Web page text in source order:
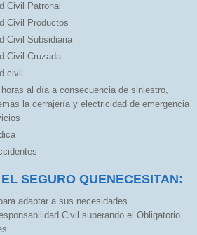
Civil Patronal
Civil Productos
Civil Subsidiaria
Civil Cruzada
civil
al día a consecuencia de siniestro,
la cerrajería y electricidad de emergencia
SEGURO QUENECESITAN:
adaptar a sus necesidades.
Civil superando el Obligatorio.